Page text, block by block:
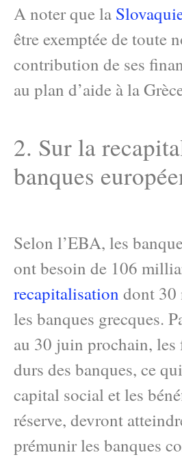
A noter que la
être exemptée de toute
contribution de ses
au plan d’aide à la
2. Sur la
banques
Selon l’EBA, les
ont besoin de 106
recapitalisation dont
les banques grecques.
au 30 juin prochain, les
durs des banques, ce
capital social et les
réserve, devront
prémunir les banques